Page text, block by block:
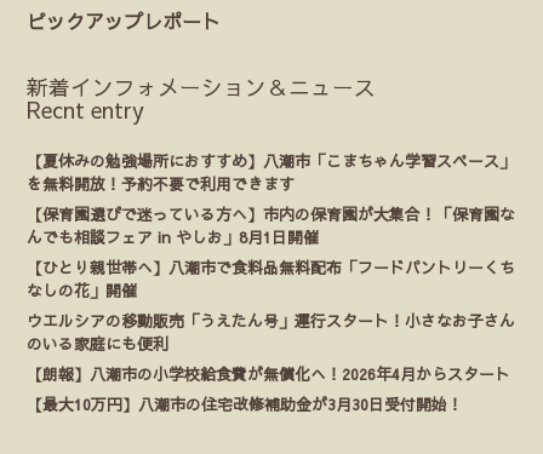
ピックアップレポート
新着インフォメーション＆ニュース
Recnt entry
【夏休みの勉強場所におすすめ】八潮市「こまちゃん学習スペース」
を無料開放！予約不要で利用できます
【保育園選びで迷っている方へ】市内の保育園が大集合！「保育園な
んでも相談フェア in やしお」8月1日開催
【ひとり親世帯へ】八潮市で食料品無料配布「フードパントリーくち
なしの花」開催
ウエルシアの移動販売「うえたん号」運行スタート！小さなお子さん
のいる家庭にも便利
【朗報】八潮市の小学校給食費が無償化へ！2026年4月からスタート
【最大10万円】八潮市の住宅改修補助金が3月30日受付開始！